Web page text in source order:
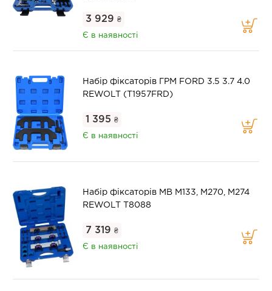
3 929 ₴
Є в наявності
Набір фіксаторів ГРМ FORD 3.5 3.7 4.0
REWOLT (T1957FRD)
1 395 ₴
Є в наявності
Набір фіксаторів MB М133, M270, M274
REWOLT T8088
7 319 ₴
Є в наявності